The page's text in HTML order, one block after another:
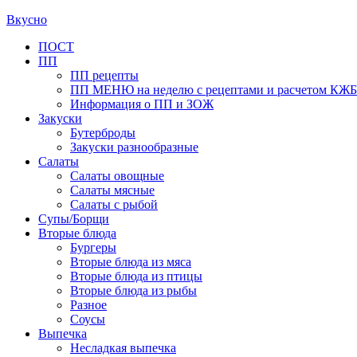
Вкусно
Primary
Menu
ПОСТ
ПП
ПП рецепты
ПП МЕНЮ на неделю с рецептами и расчетом
Информация о ПП и ЗОЖ
Закуски
Бутерброды
Закуски разнообразные
Салаты
Салаты овощные
Салаты мясные
Салаты с рыбой
Супы/Борщи
Вторые блюда
Бургеры
Вторые блюда из мяса
Вторые блюда из птицы
Вторые блюда из рыбы
Разное
Соусы
Выпечка
Несладкая выпечка